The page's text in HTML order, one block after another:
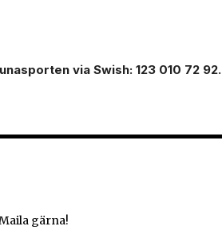
via Swish: 123 010 72 92.
gärna!